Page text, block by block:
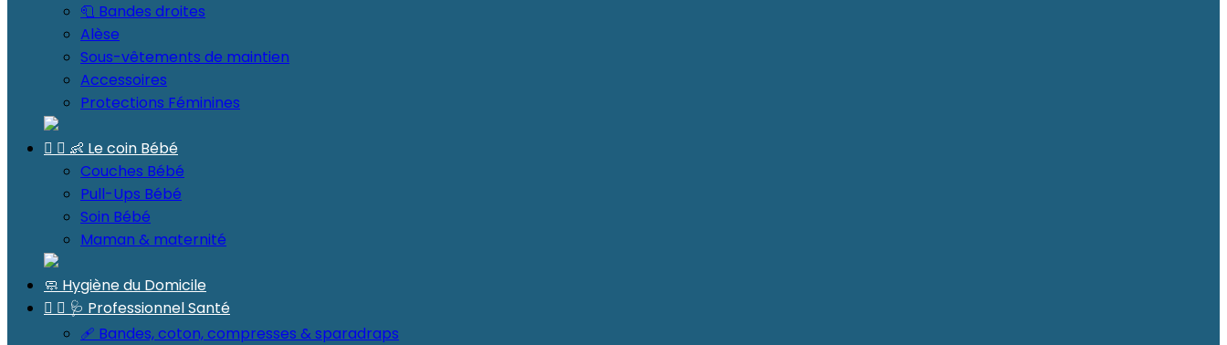
🧻 Bandes droites
Alèse
Sous-vêtements de maintien
Accessoires
Protections Féminines
  👶 Le coin Bébé
Couches Bébé
Pull-Ups Bébé
Soin Bébé
Maman & maternité
🧼 Hygiène du Domicile
  🩺 Professionnel Santé
🩹 Bandes, coton, compresses & sparadraps